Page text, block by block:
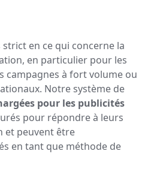
en ce qui concerne la
en particulier pour les
campagnes à fort volume ou
Notre système de
pour les publicités
pour répondre à leurs
et peuvent être
en tant que méthode de